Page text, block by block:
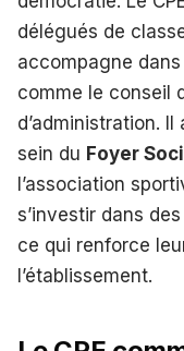
délégués de
accompagne
comme le conseil
d’administration.
sein du Foyer
l’association
s’investir dans
ce qui renforce
l’établissement.